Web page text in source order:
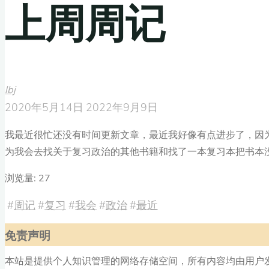
上周周记
lbj
2020年5月14日 2022年9月9日
我最近很忙还没有时间更新文章，最近我好像有点进步了，
为我会去找关于复习政治的其他书籍和找了一本复习本把书
浏览量: 27
#周记 #复习 #我会 #政治#最近
免责声明
本站是提供个人知识管理的网络存储空间，所有内容均由用